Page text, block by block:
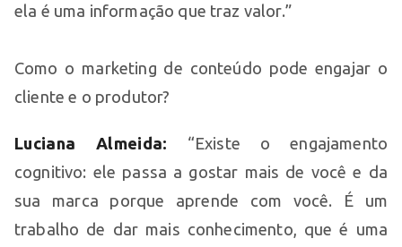
ela é uma informação que traz valor.”
Como o marketing de conteúdo pode engajar o
cliente e o produtor?
Luciana Almeida: “Existe o engajamento
cognitivo: ele passa a gostar mais de você e da
sua marca porque aprende com você. É um
trabalho de dar mais conhecimento, que é uma